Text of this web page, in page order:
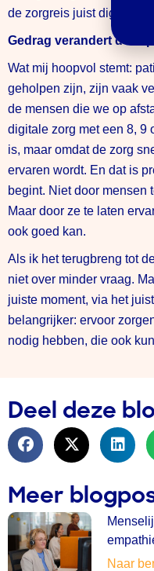
de zorgreis juist digitaal
Gedrag verandert door
Wat mij hoopvol stemt:
geholpen zijn, zijn vaak
de mensen die we op
digitale zorg met een 8, 9
is, maar omdat de zorg
ervaren wordt. En dat is
begint. Niet door mensen
Maar door ze te laten
ook goed kan.
Als ik het terugbreng tot
niet over minder vraag.
juiste moment, via het
belangrijker: ervoor
nodig hebben, die ook
Deel deze
Meer
Naar